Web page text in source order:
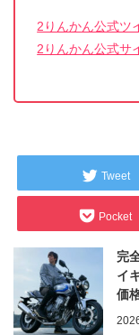
2りんかん公式ツ
2りんかん公式サ
Tweet
Pocket
完
イ
価